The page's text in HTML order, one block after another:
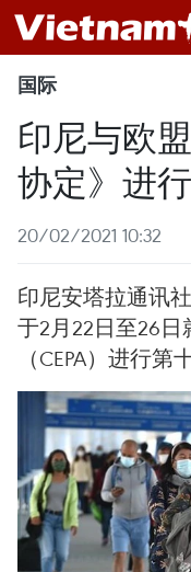
国际
印尼与欧
协定》进
20/02/2021 10:32
印尼安塔拉通讯
于2月22日至26
（CEPA）进行第